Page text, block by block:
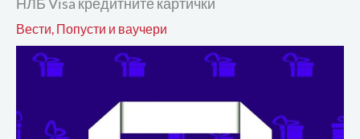
Вести, Попусти и ваучери